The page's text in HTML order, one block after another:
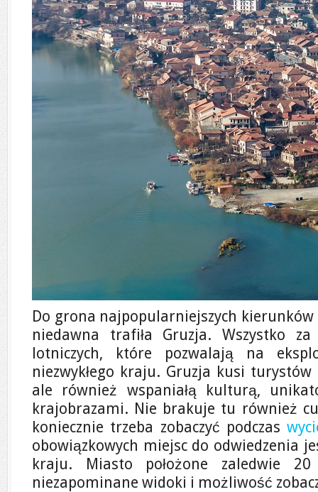
Do grona najpopularniejszych kierunków
niedawna trafiła Gruzja. Wszystko
lotniczych, które pozwalają na
niezwykłego kraju. Gruzja kusi
ale również wspaniałą kulturą,
krajobrazami. Nie brakuje tu również
koniecznie trzeba zobaczyć podczas
obowiązkowych miejsc do odwiedzenia
kraju. Miasto położone zaledwie
niezapominane widoki i możliwość